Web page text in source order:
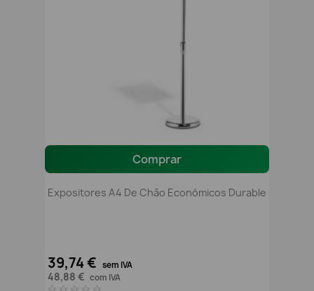
Comprar
Expositores A4 De Chão Económicos Durable
39,74 € sem IVA
48,88 € com IVA